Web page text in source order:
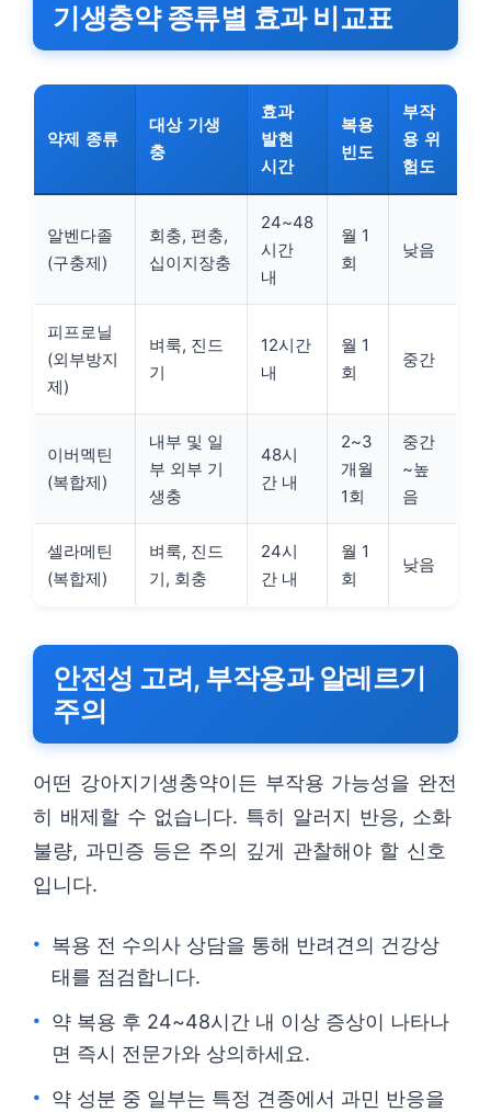
기생충약 종류별 효과 비교표
약제 종류
대상 기생
충
효과
발현
시간
복용
빈도
부작
용 위
험도
알벤다졸
(구충제)
회충, 편충,
십이지장충
24~48
시간
내
월 1
회
낮음
피프로닐
(외부방지
제)
벼룩, 진드
기
12시간
내
월 1
회
중간
이버멕틴
(복합제)
내부 및 일
부 외부 기
생충
48시
간 내
2~3
개월
1회
중간
~높
음
셀라메틴
(복합제)
벼룩, 진드
기, 회충
24시
간 내
월 1
회
낮음
안전성 고려, 부작용과 알레르기
주의
어떤 강아지기생충약이든 부작용 가능성을 완전
히 배제할 수 없습니다. 특히 알러지 반응, 소화
불량, 과민증 등은 주의 깊게 관찰해야 할 신호
입니다.
복용 전 수의사 상담을 통해 반려견의 건강상
태를 점검합니다.
약 복용 후 24~48시간 내 이상 증상이 나타나
면 즉시 전문가와 상의하세요.
약 성분 중 일부는 특정 견종에서 과민 반응을